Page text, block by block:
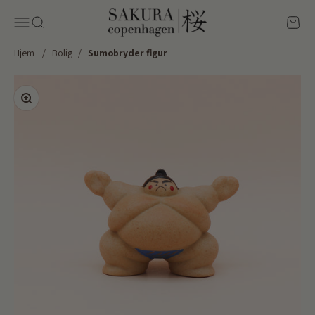
MenuSøg
Sakura Copenhagen
Kurv
Hjem / Bolig / Sumobryder figur
Zoom